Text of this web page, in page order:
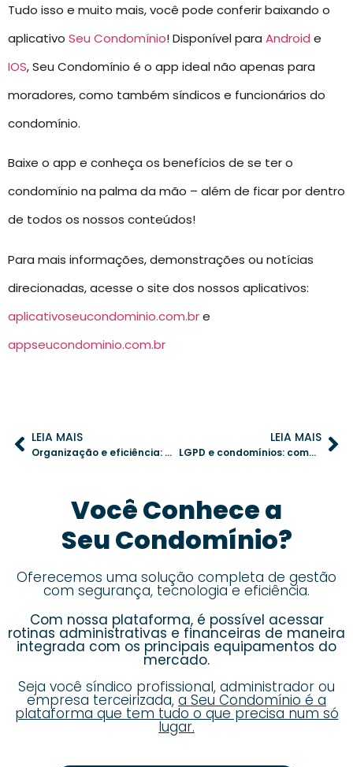
Tudo isso e muito mais, você pode conferir baixando o
aplicativo Seu Condomínio! Disponível para Android e
IOS, Seu Condomínio é o app ideal não apenas para
moradores, como também síndicos e funcionários do
condomínio.
Baixe o app e conheça os benefícios de se ter o
condomínio na palma da mão – além de ficar por dentro
de todos os nossos conteúdos!
Para mais informações, demonstrações ou notícias
direcionadas, acesse o site dos nossos aplicativos:
aplicativoseucondominio.com.bre
appseucondominio.com.br
LEIA MAIS
Organização e eficiência: como um cronograma de limpeza automatizado transforma o condomínio
LEIA MAIS
LGPD e condomínios: como garantir a segurança digital dos moradores
Você Conhece a
Seu Condomínio?
Oferecemos uma solução completa de gestão
com segurança, tecnologia e eficiência.
Com nossa plataforma, é possível acessar
rotinas administrativas e financeiras de maneira
integrada com os principais equipamentos do
mercado.
Seja você síndico profissional, administrador ou
empresa terceirizada, a Seu Condomínio é a
plataforma que tem tudo o que precisa num só
lugar.